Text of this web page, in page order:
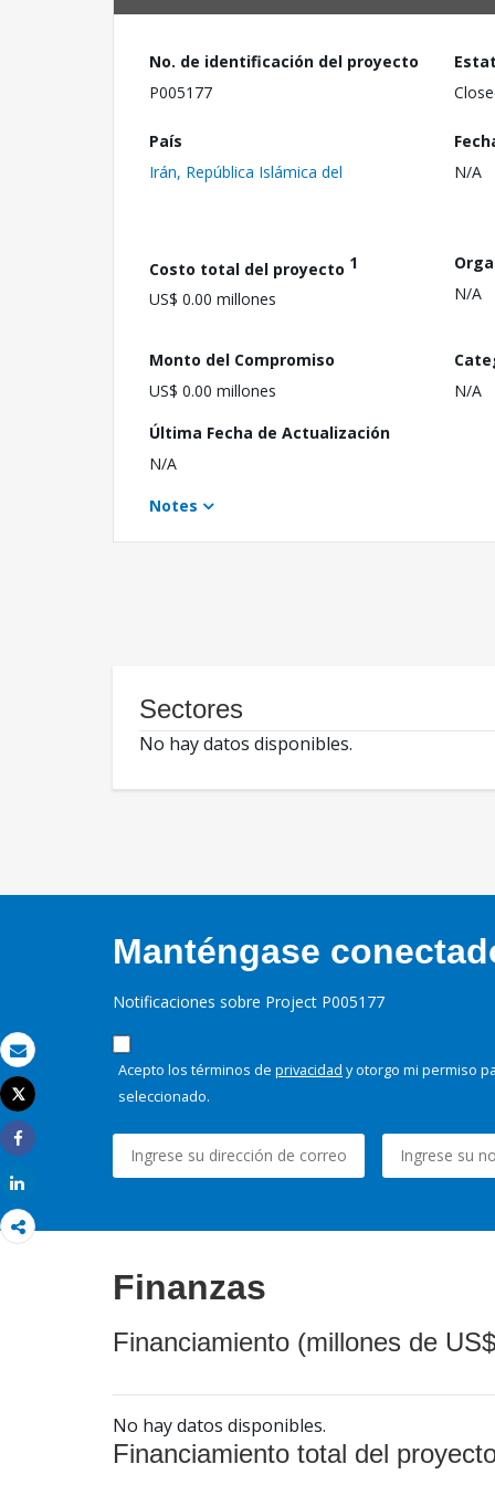
Correo electrónico
Imprimir
Tweet
Share
No. de identificación del proyecto
P005177
País
Irán, República Islámica del
N/A
Costo total del proyecto 1
US$ 0.00 millones
N/A
Monto del Compromiso
US$ 0.00 millones
N/A
Última Fecha de Actualización
N/A
Notes
Sectores
No hay datos disponibles.
Manténgase
Notificaciones sobre Project P005177
Acepto los términos de privacidad y otorgo mi permiso
seleccionado.
Finanzas
Financiamiento (millones de
No hay datos disponibles.
Financiamiento total del